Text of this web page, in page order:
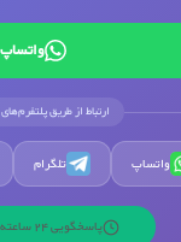
واتساپ
ارتباط از طریق
واتساپ تلگرام
پاسخگویی 24 ساعته | 7 روز هفته